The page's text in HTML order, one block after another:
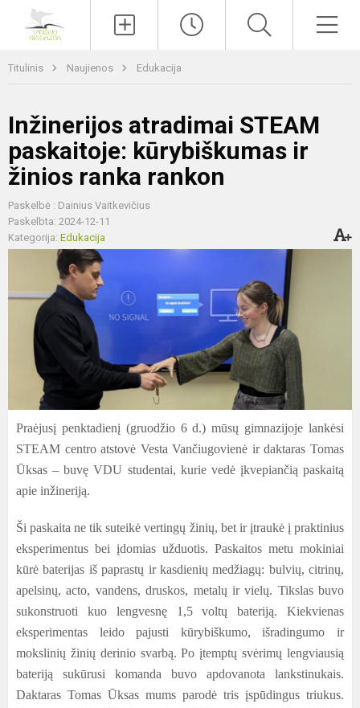
Titulinis Naujienos Edukacija
Inžinerijos atradimai STEAM
paskaitoje: kūrybiškumas ir
žinios ranka rankon
Paskelbė : Dainius Vaitkevičius
Paskelbta: 2024-12-11
Kategorija: Edukacija
Praėjusį penktadienį (gruodžio 6 d.) mūsų gimnazijoje lankėsi
STEAM centro atstovė Vesta Vančiugovienė ir daktaras Tomas
Ūksas – buvę VDU studentai, kurie vedė įkvepiančią paskaitą
apie inžineriją.
Ši paskaita ne tik suteikė vertingų žinių, bet ir įtraukė į praktinius
eksperimentus bei įdomias užduotis. Paskaitos metu mokiniai
kūrė baterijas iš paprastų ir kasdienių medžiagų: bulvių, citrinų,
apelsinų, acto, vandens, druskos, metalų ir vielų. Tikslas buvo
sukonstruoti kuo lengvesnę 1,5 voltų bateriją. Kiekvienas
eksperimentas leido pajusti kūrybiškumo, išradingumo ir
mokslinių žinių derinio svarbą. Po įtemptų svėrimų lengviausią
bateriją sukūrusi komanda buvo apdovanota lankstinukais.
Daktaras Tomas Ūksas mums parodė tris įspūdingus triukus.